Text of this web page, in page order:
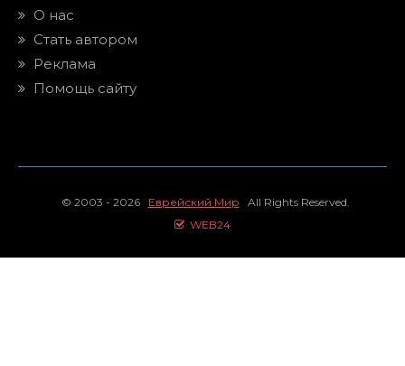
О нас
Стать автором
Реклама
Помощь сайту
© 2003 - 2026 Еврейский Мир All Rights Reserved.
WEB24